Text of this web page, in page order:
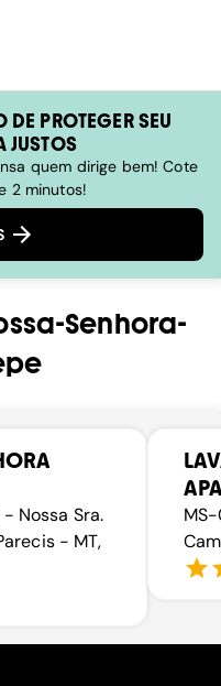
PROTEGER SEU
JUSTOS
quem dirige bem! Cote
2 minutos!
Senhora-
Nossa Sra.
- MT,